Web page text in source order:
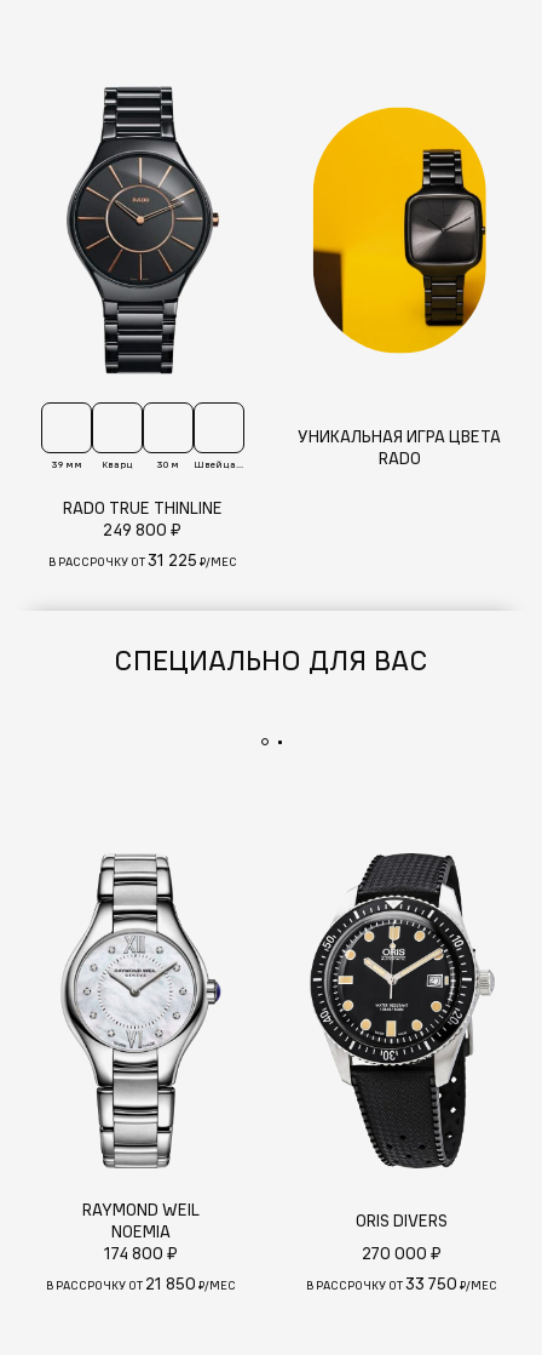
39 мм Кварц 30 м Швейцария
RADO TRUE THINLINE
249 800 ₽
В РАССРОЧКУ ОТ31 225 ₽/МЕС
УНИКАЛЬНАЯ ИГРА ЦВЕТА
RADO
СПЕЦИАЛЬНО ДЛЯ ВАС
RAYMOND WEIL
NOEMIA
174 800 ₽
В РАССРОЧКУ ОТ 21 850 ₽/МЕС
ORIS DIVERS
270 000 ₽
В РАССРОЧКУ ОТ33 750 ₽/МЕС